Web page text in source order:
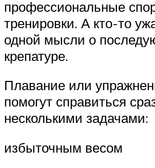
профессиональные
тренировки. А кто-то
одной мысли о
крепатуре.
Плавание или
помогут справиться
несколькими задачами:
избыточным весом